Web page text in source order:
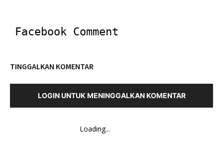
Facebook Comment
TINGGALKAN KOMENTAR
LOGIN UNTUK MENINGGALKAN KOMENTAR
Loading...